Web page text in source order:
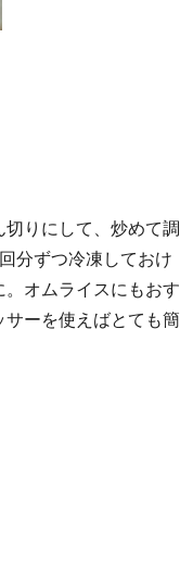
りにして、炒めて調
分ずつ冷凍しておけ
オムライスにもおす
ーを使えばとても簡